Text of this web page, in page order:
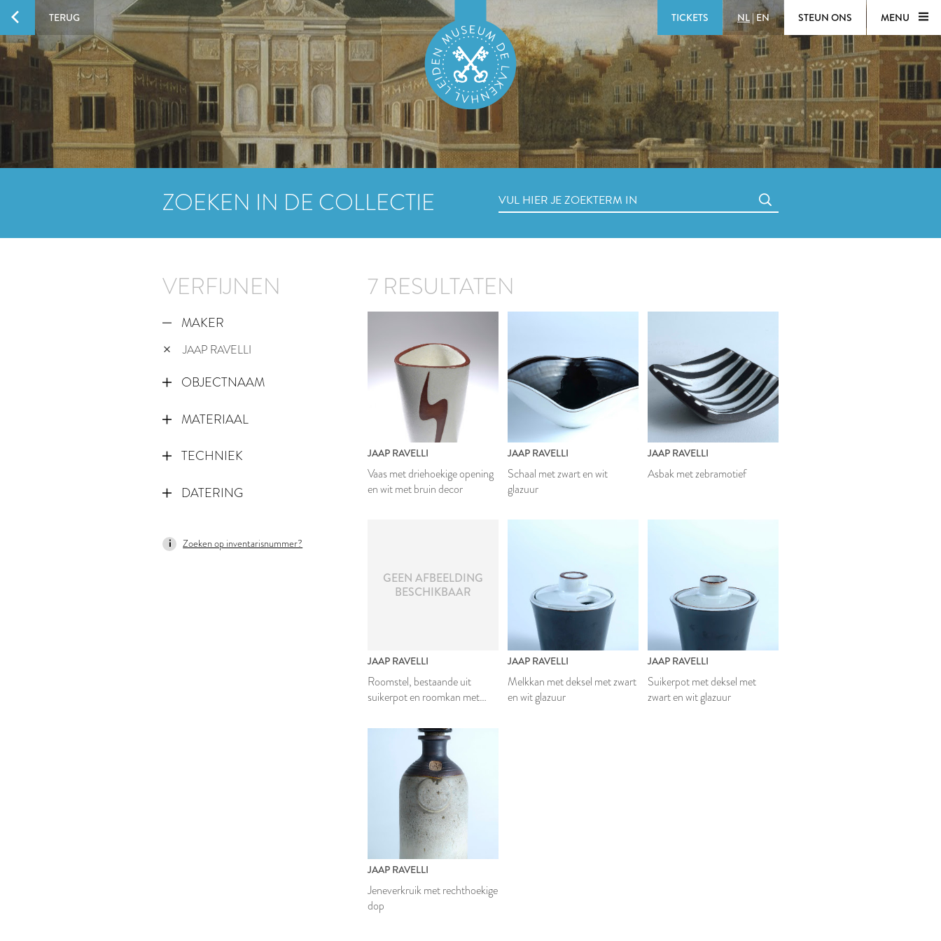
TERUG TICKETS NL| EN STEUN ONS MENU
ZOEKEN IN DE COLLECTIE
VERFIJNEN
MAKER
JAAP RAVELLI
OBJECTNAAM
MATERIAAL
TECHNIEK
DATERING
Zoeken op inventarisnummer?
7 RESULTATEN
JAAP RAVELLI
Vaas met driehoekige opening
en wit met bruin decor
JAAP RAVELLI
Schaal met zwart en wit
glazuur
JAAP RAVELLI
Asbak met zebramotief
GEEN AFBEELDING
BESCHIKBAAR
JAAP RAVELLI
Roomstel, bestaande uit
suikerpot en roomkan met
JAAP RAVELLI
Melkkan met deksel met zwart
en wit glazuur
JAAP RAVELLI
Suikerpot met deksel met
zwart en wit glazuur
JAAP RAVELLI
Jeneverkruik met rechthoekige
dop